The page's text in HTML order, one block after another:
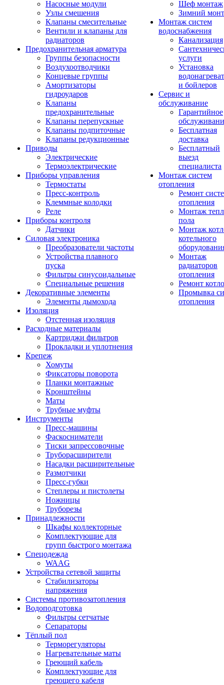
Насосные модули
Узлы смешения
Клапаны смесительные
Вентили и клапаны для
радиаторов
Предохранительная арматура
Группы безопасности
Воздухоотводчики
Концевые группы
Амортизаторы
гидроударов
Клапаны
предохранительные
Клапаны перепускные
Клапаны подпиточные
Клапаны редукционные
Приводы
Электрические
Термоэлектрические
Приборы управления
Термостаты
Пресс-контроль
Клеммные колодки
Реле
Приборы контроля
Датчики
Силовая электроника
Преобразователи частоты
Устройства плавного
пуска
Фильтры синусоидальные
Специальные решения
Декоративные элементы
Элементы дымохода
Изоляция
Отстенная изоляция
Расходные материалы
Картриджи фильтров
Прокладки и уплотнения
Крепеж
Хомуты
Фиксаторы поворота
Планки монтажные
Кронштейны
Маты
Трубные муфты
Инструменты
Пресс-машины
Фаскосниматели
Тиски запрессовочные
Труборасширители
Насадки расширительные
Размотчики
Пресс-губки
Степлеры и пистолеты
Ножницы
Труборезы
Принадлежности
Шкафы коллекторные
Комплектующие для
групп быстрого монтажа
Спецодежда
WAAG
Устройства сетевой защиты
Стабилизаторы
напряжения
Системы противозатопления
Водоподготовка
Фильтры сетчатые
Сепараторы
Тёплый пол
Терморегуляторы
Нагревательные маты
Греющий кабель
Комплектующие для
греющего кабеля
Шеф монтаж
Зимний
Монтаж систем
водоснабжения
Канализация
услуги
Установка
и бойлеров
Сервис и
обслуживание
Гарантийное
Бесплатная
доставка
Бесплатный
выезд
специалиста
Монтаж систем
отопления
Ремонт
отопления
Монтаж
пола
Монтаж
котельного
Монтаж
радиаторов
отопления
Ремонт
Промывка
отопления